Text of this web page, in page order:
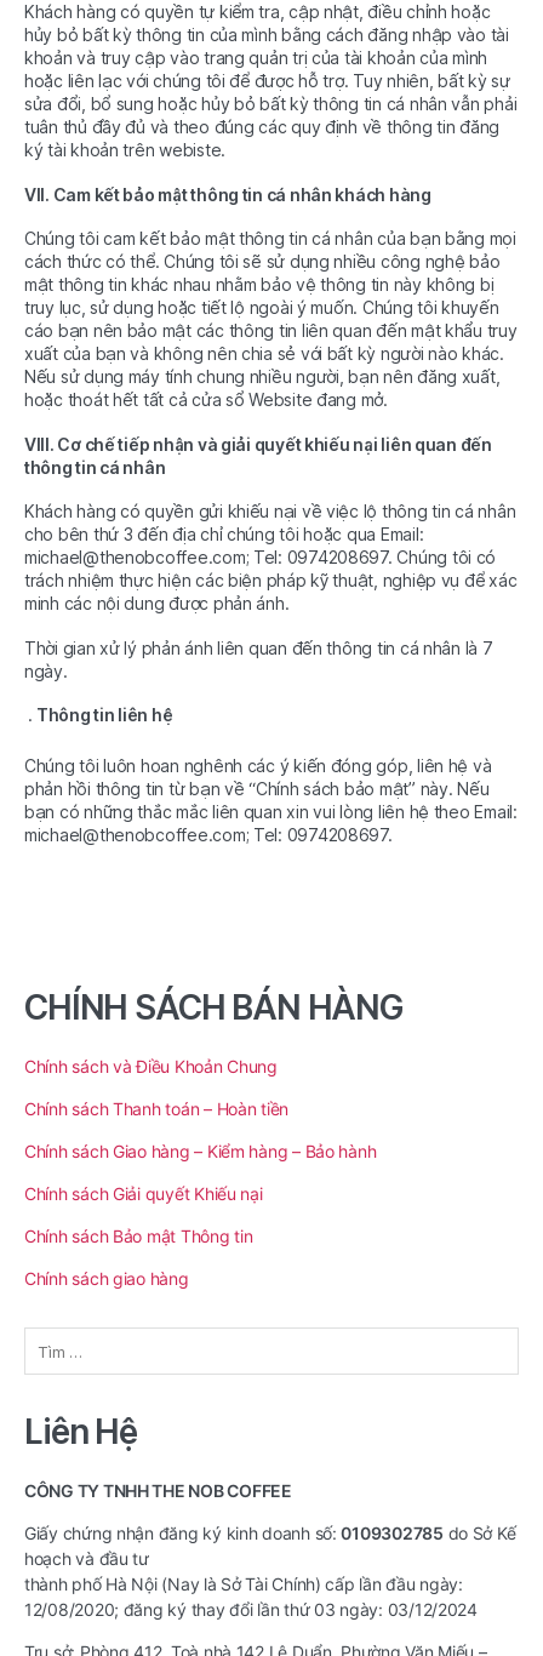
Khách hàng có quyền tự kiểm tra, cập nhật, điều chỉnh hoặc
hủy bỏ bất kỳ thông tin của mình bằng cách đăng nhập vào tài
khoản và truy cập vào trang quản trị của tài khoản của mình
hoặc liên lạc với chúng tôi để được hỗ trợ. Tuy nhiên, bất kỳ sự
sửa đổi, bổ sung hoặc hủy bỏ bất kỳ thông tin cá nhân vẫn phải
tuân thủ đầy đủ và theo đúng các quy định về thông tin đăng
ký tài khoản trên webiste.
VII. Cam kết bảo mật thông tin cá nhân khách hàng
Chúng tôi cam kết bảo mật thông tin cá nhân của bạn bằng mọi
cách thức có thể. Chúng tôi sẽ sử dụng nhiều công nghệ bảo
mật thông tin khác nhau nhằm bảo vệ thông tin này không bị
truy lục, sử dụng hoặc tiết lộ ngoài ý muốn. Chúng tôi khuyến
cáo bạn nên bảo mật các thông tin liên quan đến mật khẩu truy
xuất của bạn và không nên chia sẻ với bất kỳ người nào khác.
Nếu sử dụng máy tính chung nhiều người, bạn nên đăng xuất,
hoặc thoát hết tất cả cửa sổ Website đang mở.
VIII. Cơ chế tiếp nhận và giải quyết khiếu nại liên quan đến
thông tin cá nhân
Khách hàng có quyền gửi khiếu nại về việc lộ thông tin cá nhân
cho bên thứ 3 đến địa chỉ chúng tôi hoặc qua Email:
michael@thenobcoffee.com; Tel: 0974208697. Chúng tôi có
trách nhiệm thực hiện các biện pháp kỹ thuật, nghiệp vụ để xác
minh các nội dung được phản ánh.
Thời gian xử lý phản ánh liên quan đến thông tin cá nhân là 7
ngày.
Thông tin liên hệ
Chúng tôi luôn hoan nghênh các ý kiến đóng góp, liên hệ và
phản hồi thông tin từ bạn về “Chính sách bảo mật” này. Nếu
bạn có những thắc mắc liên quan xin vui lòng liên hệ theo Email:
michael@thenobcoffee.com; Tel: 0974208697.
CHÍNH SÁCH BÁN HÀNG
Chính sách và Điều Khoản Chung
Chính sách Thanh toán – Hoàn tiền
Chính sách Giao hàng – Kiểm hàng – Bảo hành
Chính sách Giải quyết Khiếu nại
Chính sách Bảo mật Thông tin
Chính sách giao hàng
Tìm
kiếm
Liên Hệ
CÔNG TY TNHH THE NOB COFFEE
Giấy chứng nhận đăng ký kinh doanh số:0109302785 do Sở Kế
hoạch và đầu tư
thành phố Hà Nội (Nay là Sở Tài Chính) cấp lần đầu ngày:
12/08/2020; đăng ký thay đổi lần thứ 03 ngày: 03/12/2024
Trụ sở: Phòng 412, Toà nhà 142 Lê Duẩn, Phường Văn Miếu –